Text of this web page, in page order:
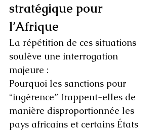
stratégique pour
l’Afrique
La répétition de ces situations
soulève une interrogation
majeure :
Pourquoi les sanctions pour
“ingérence” frappent-elles de
manière disproportionnée les
pays africains et certains États